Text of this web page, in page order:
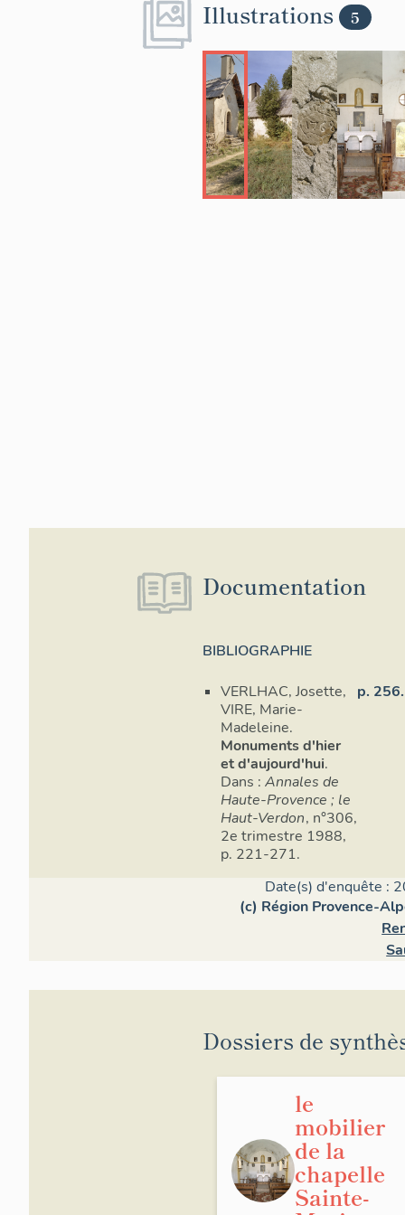
Illustrations 5
Documentation
BIBLIOGRAPHIE
VERLHAC, Josette,
VIRE, Marie-
Madeleine.
Monuments d'hier
et d'aujourd'hui.
Dans : Annales de
Haute-Provence ; le
Haut-Verdon, n°306,
2e trimestre 1988,
p. 221-271.
p. 256.
Date(s) d'enquête :
(c) Région Provence-
Dossiers de
le
mobilier
de la
chapelle
Sainte-